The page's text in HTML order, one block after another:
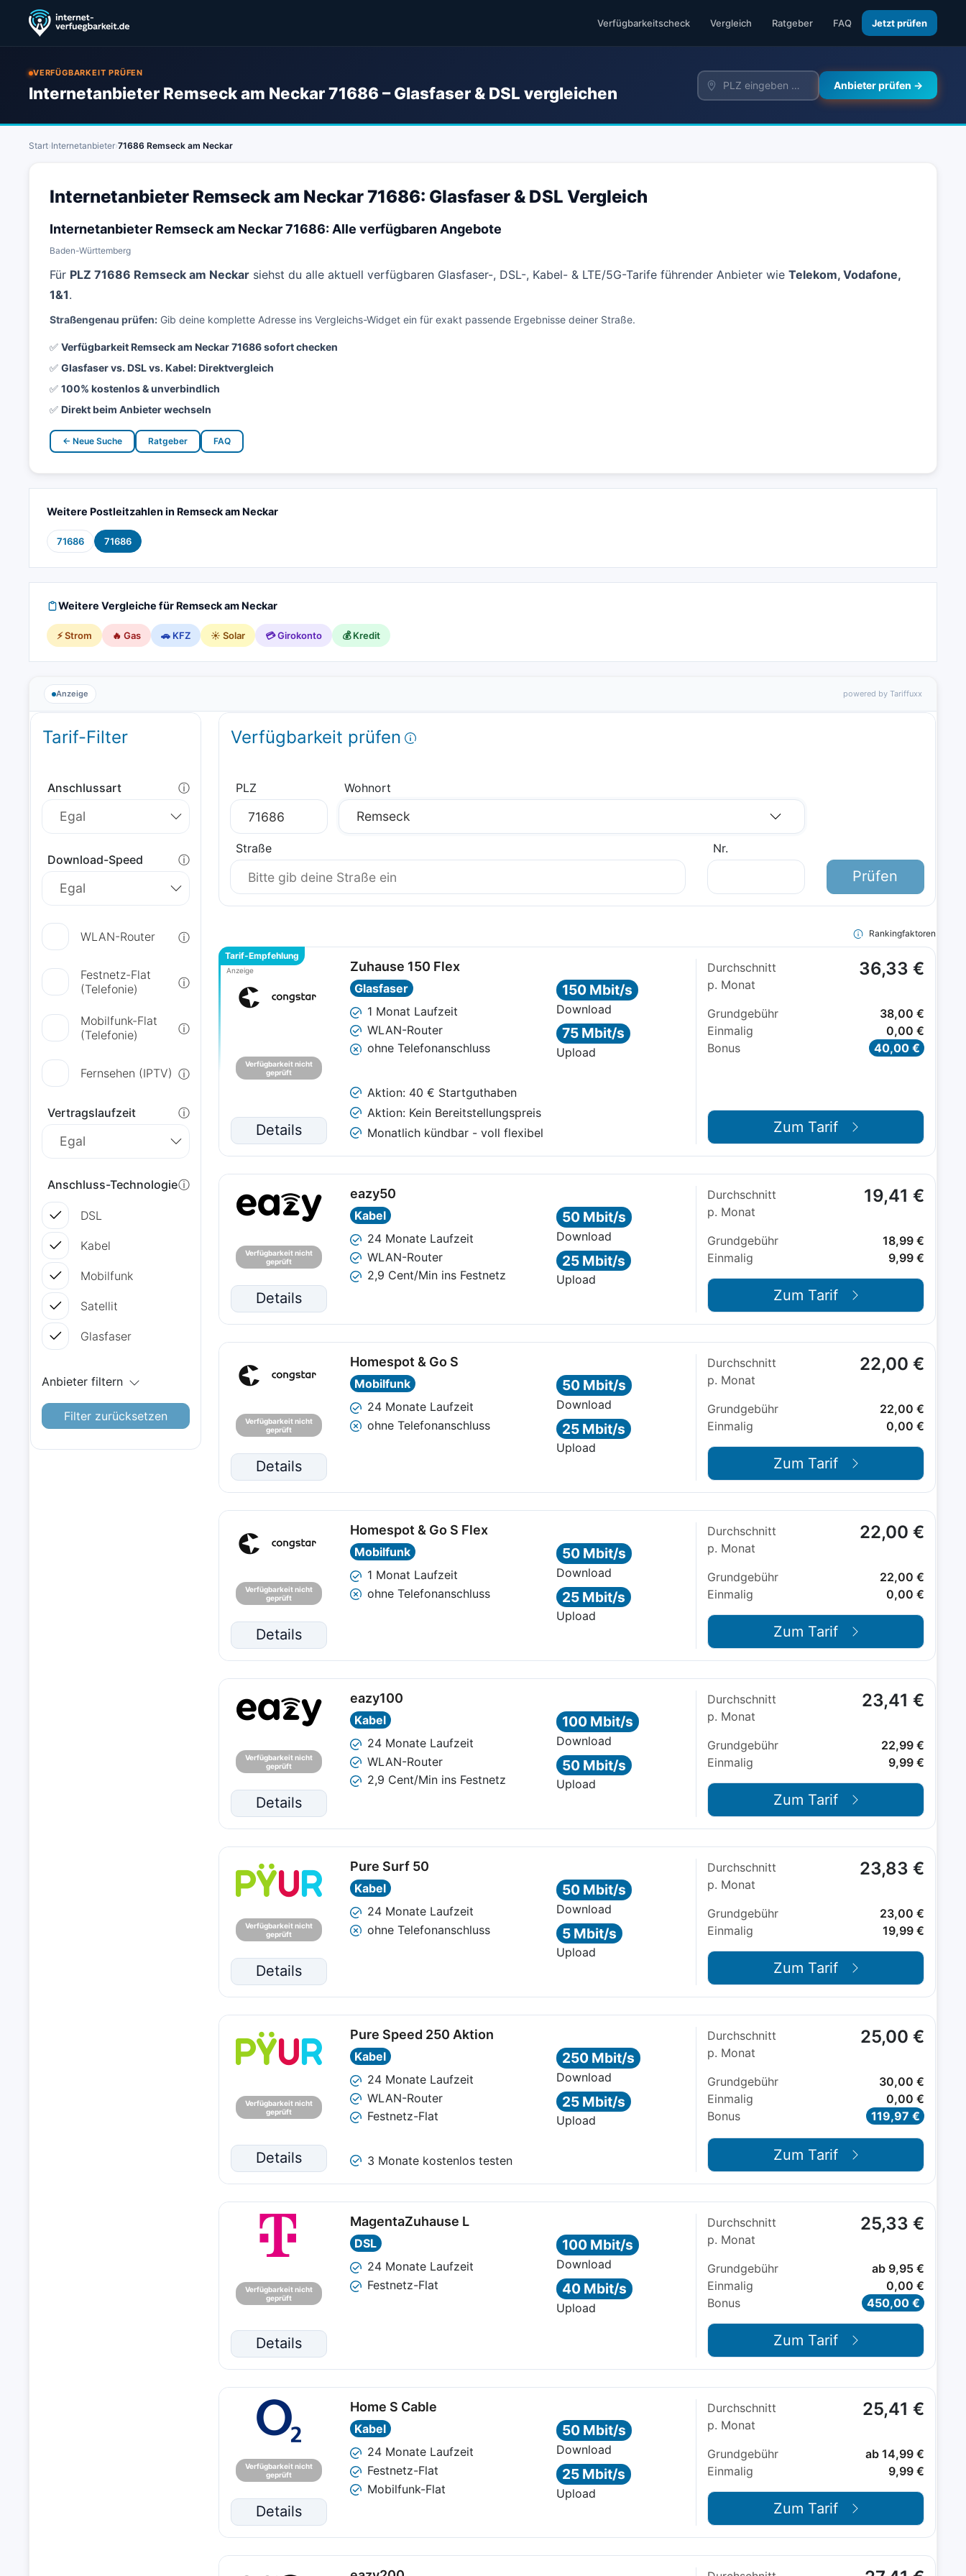
Verfügbarkeitscheck Vergleich Ratgeber FAQ Jetzt prüfen
VERFÜGBARKEIT PRÜFEN
Internetanbieter Remseck am Neckar 71686 – Glasfaser & DSL vergleichen Anbieter prüfen →
Start›Internetanbieter›71686 Remseck am Neckar
Internetanbieter Remseck am Neckar 71686: Glasfaser & DSL Vergleich
Internetanbieter Remseck am Neckar 71686: Alle verfügbaren Angebote
Baden-Württemberg
Für PLZ 71686 Remseck am Neckar siehst du alle aktuell verfügbaren Glasfaser-, DSL-, Kabel- & LTE/5G-Tarife führender Anbieter wie Telekom, Vodafone,
1&1.
Straßengenau prüfen: Gib deine komplette Adresse ins Vergleichs-Widget ein für exakt passende Ergebnisse deiner Straße.
✅ Verfügbarkeit Remseck am Neckar 71686 sofort checken
✅ Glasfaser vs. DSL vs. Kabel: Direktvergleich
✅ 100% kostenlos & unverbindlich
✅ Direkt beim Anbieter wechseln
← Neue Suche Ratgeber FAQ
Weitere Postleitzahlen in Remseck am Neckar
71686 71686
Weitere Vergleiche für Remseck am Neckar
⚡ Strom 🔥 Gas 🚗 KFZ ☀️ Solar 💳 Girokonto 💰 Kredit
Anzeige powered by Tariffuxx